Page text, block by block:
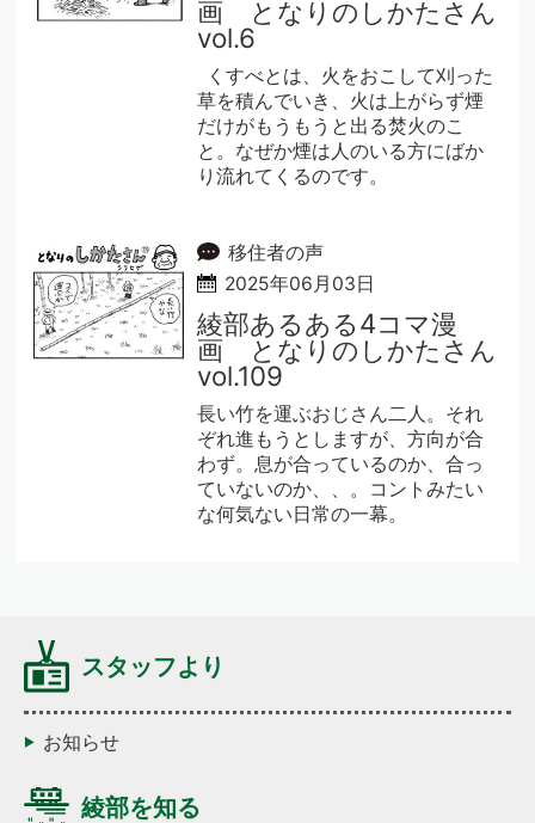
画 となりのしかたさん
vol.6
くすべとは、火をおこして刈った
草を積んでいき、火は上がらず煙
だけがもうもうと出る焚火のこ
と。なぜか煙は人のいる方にばか
り流れてくるのです。
移住者の声
2025年06月03日
綾部あるある4コマ漫
画 となりのしかたさん
vol.109
長い竹を運ぶおじさん二人。それ
ぞれ進もうとしますが、方向が合
わず。息が合っているのか、合っ
ていないのか、、。コントみたい
な何気ない日常の一幕。
スタッフより
お知らせ
綾部を知る